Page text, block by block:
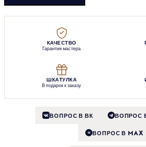
КАЧЕСТВО
Гарантия мастера
ШКАТУЛКА
В подарок к заказу
ВОПРОС В ВК ВОПРОС
M ВОПРОС В MAX